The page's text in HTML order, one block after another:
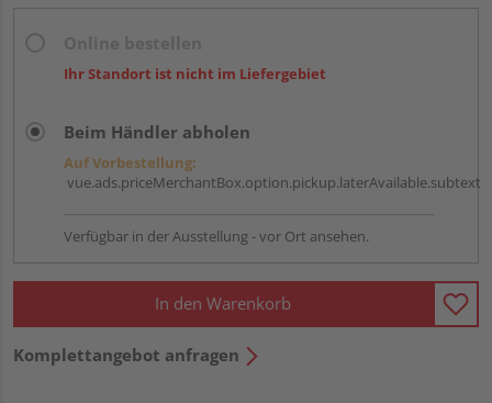
Ihr Standort ist nicht im Liefergebiet
Beim Händler abholen
Auf Vorbestellung:
vue.ads.priceMerchantBox.option.pickup.laterAvailable.subtext
Verfügbar in der Ausstellung - vor Ort ansehen.
In den Warenkorb
Komplettangebot anfragen